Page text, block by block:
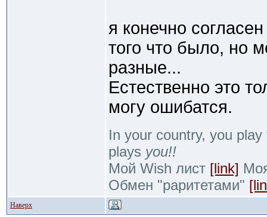
я конечно
того что было, но
разные...
Естественно это
могу ошибатся.
In your country, you
plays you!!
Мой Wish лист [link]
Обмен "раритетами"
Наверх